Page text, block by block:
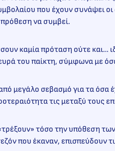
που έχουν συνάψει
να συμβεί.
καμία πρόταση ούτε και…
του παίκτη, σύμφωνα με
μεγάλο σεβασμό για τα όσα
τις μεταξύ τους
τόσο την υπόθεση
που έκαναν, επισπεύδουν